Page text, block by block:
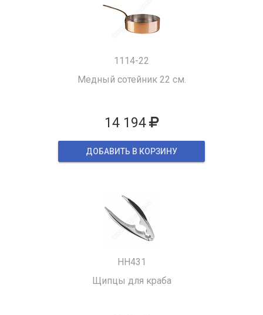
1114-22
Медный сотейник 22 см.
14 194
ДОБАВИТЬ В КОРЗИНУ
HH431
Щипцы для краба